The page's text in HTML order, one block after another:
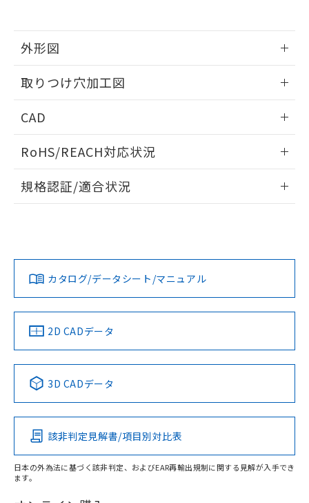
外形図
取りつけ穴加工図
CAD
ドすることができます。
ログイン/会員登録
ダウンロードデータをご利用いただく前に、以下を必ずお読
みください。
ソフトウェアの使用条件
RoHS/REACH対応状況
EU RoHS 注意事項・凡例
対応済み
中国 RoHS 注意事項・凡例
Pb Hg Cd Cr(VI)
O
規格認証/適合状況
カタログ/データシート/マニュアル
2D CADデータ
3D CADデータ
該非判定見解書/項目別対比表
日本の外為法に基づく該非判定、およびEAR再輸出規制に関する見解が入手でき
ます。
荷製品に未対応品が混在することから備考
欄に対応日を記載しておりました。
既に当社にて対応品への在庫切替を完了
していることから、特段のことがない限
り、2022年1月12日より割愛しておりま